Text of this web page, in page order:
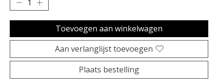
Toevoegen aan winkelwagen
Aan verlanglijst toevoegen
Plaats bestelling